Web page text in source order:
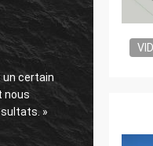
un certain
nous
»